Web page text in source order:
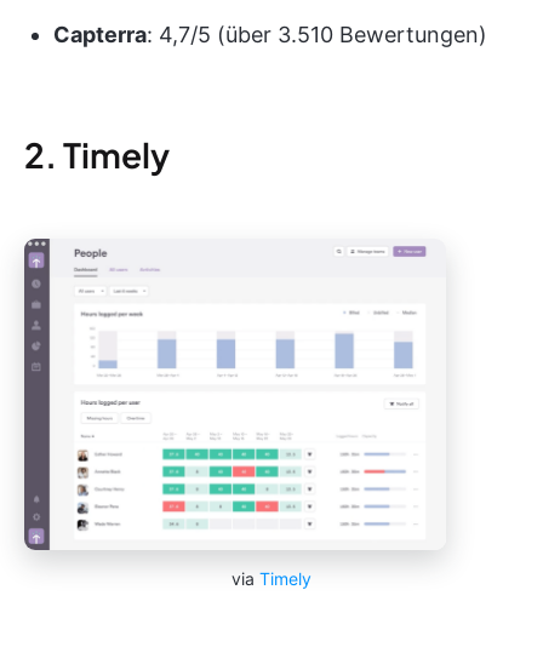
Capterra: 4,7/5 (über 3.510 Bewertungen)
2. Timely
via Timely